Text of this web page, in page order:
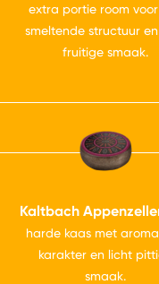
extra portie room
smeltende structuur
fruitige smaak.
Kaltbach
harde kaas met
karakter en licht
smaak.